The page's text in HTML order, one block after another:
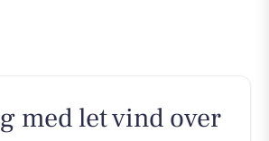
med let vind over